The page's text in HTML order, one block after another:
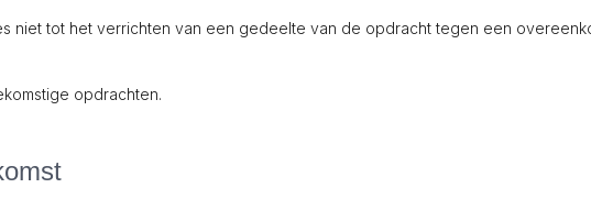
tot het verrichten van een gedeelte van de opdracht tegen een
opdrachten.